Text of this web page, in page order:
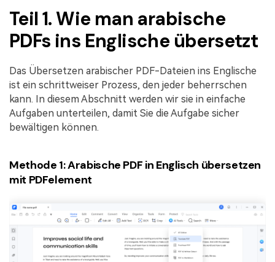
Teil 1. Wie man arabische
PDFs ins Englische übersetzt
Das Übersetzen arabischer PDF-Dateien ins Englische
ist ein schrittweiser Prozess, den jeder beherrschen
kann. In diesem Abschnitt werden wir sie in einfache
Aufgaben unterteilen, damit Sie die Aufgabe sicher
bewältigen können.
Methode 1: Arabische PDF in Englisch übersetzen
mit PDFelement